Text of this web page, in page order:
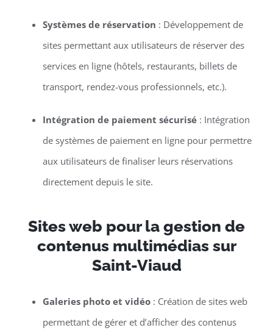
Systèmes de réservation : Développement de
sites permettant aux utilisateurs de réserver des
services en ligne (hôtels, restaurants, billets de
transport, rendez-vous professionnels, etc.).
Intégration de paiement sécurisé: Intégration
de systèmes de paiement en ligne pour permettre
aux utilisateurs de finaliser leurs réservations
directement depuis le site.
Sites web pour la gestion de
contenus multimédias sur
Saint-Viaud
Galeries photo et vidéo: Création de sites web
permettant de gérer et d’afficher des contenus